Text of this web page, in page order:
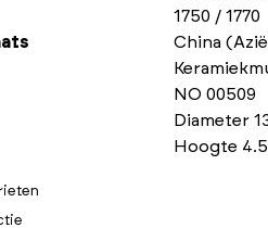
1750 / 1770
China
NO 00509
Diameter
Hoogte